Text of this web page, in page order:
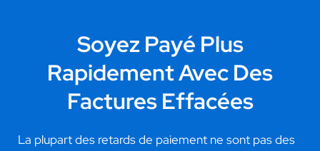
Soyez Payé Plus
Rapidement Avec Des
Factures Effacées
La plupart des retards de paiement ne sont pas des